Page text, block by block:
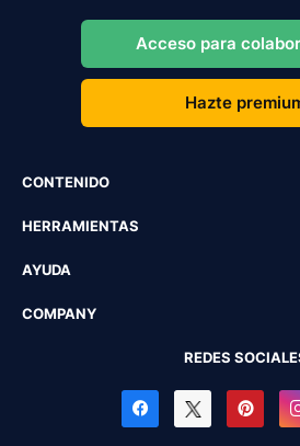
Acceso para
Hazte
CONTENIDO
HERRAMIENTAS
AYUDA
COMPANY
REDES